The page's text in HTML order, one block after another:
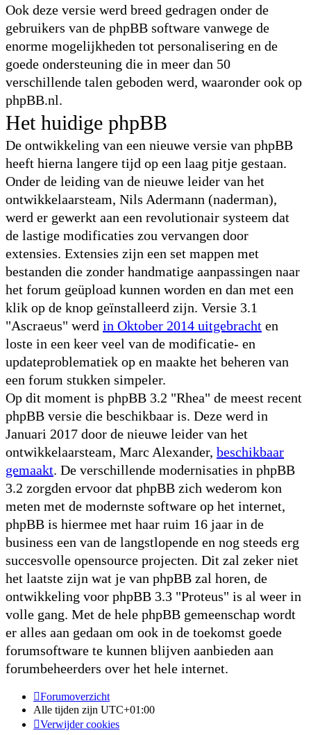
Ook deze versie werd breed gedragen onder de
gebruikers van de phpBB software vanwege de
enorme mogelijkheden tot personalisering en de
goede ondersteuning die in meer dan 50
verschillende talen geboden werd, waaronder ook op
phpBB.nl.
Het huidige phpBB
De ontwikkeling van een nieuwe versie van phpBB
heeft hierna langere tijd op een laag pitje gestaan.
Onder de leiding van de nieuwe leider van het
ontwikkelaarsteam, Nils Adermann (naderman),
werd er gewerkt aan een revolutionair systeem dat
de lastige modificaties zou vervangen door
extensies. Extensies zijn een set mappen met
bestanden die zonder handmatige aanpassingen naar
het forum geüpload kunnen worden en dan met een
klik op de knop geïnstalleerd zijn. Versie 3.1
"Ascraeus" werd in Oktober 2014 uitgebracht en
loste in een keer veel van de modificatie- en
updateproblematiek op en maakte het beheren van
een forum stukken simpeler.
Op dit moment is phpBB 3.2 "Rhea" de meest recent
phpBB versie die beschikbaar is. Deze werd in
Januari 2017 door de nieuwe leider van het
ontwikkelaarsteam, Marc Alexander, beschikbaar
gemaakt. De verschillende modernisaties in phpBB
3.2 zorgden ervoor dat phpBB zich wederom kon
meten met de modernste software op het internet,
phpBB is hiermee met haar ruim 16 jaar in de
business een van de langstlopende en nog steeds erg
succesvolle opensource projecten. Dit zal zeker niet
het laatste zijn wat je van phpBB zal horen, de
ontwikkeling voor phpBB 3.3 "Proteus" is al weer in
volle gang. Met de hele phpBB gemeenschap wordt
er alles aan gedaan om ook in de toekomst goede
forumsoftware te kunnen blijven aanbieden aan
forumbeheerders over het hele internet.
Forumoverzicht
Alle tijden zijn UTC+01:00
Verwijder cookies